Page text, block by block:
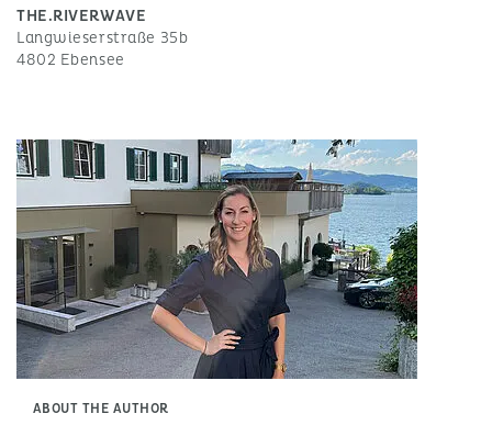
THE.RIVERWAVE
Langwieserstraße 35b
4802 Ebensee
ABOUT THE AUTHOR